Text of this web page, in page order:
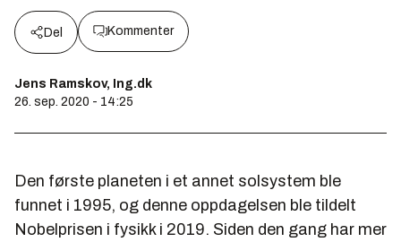
Del Kommenter
Jens Ramskov, Ing.dk
26. sep. 2020 - 14:25
Den første planeten i et annet solsystem ble
funnet i 1995, og denne oppdagelsen ble tildelt
Nobelprisen i fysikk i 2019. Siden den gang har mer